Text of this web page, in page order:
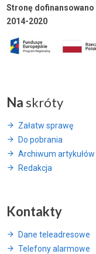
Stronę dofinansowano
2014-2020
Na skróty
Załatw sprawę
Do pobrania
Archiwum artykułów
Redakcja
Kontakty
Dane teleadresowe
Telefony alarmowe